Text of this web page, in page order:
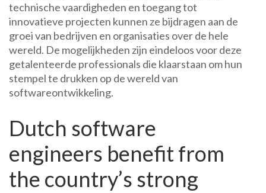
technische vaardigheden en toegang tot
innovatieve projecten kunnen ze bijdragen aan de
groei van bedrijven en organisaties over de hele
wereld. De mogelijkheden zijn eindeloos voor deze
getalenteerde professionals die klaarstaan om hun
stempel te drukken op de wereld van
softwareontwikkeling.
Dutch software
engineers benefit from
the country’s strong